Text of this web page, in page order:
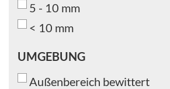
5 - 10 mm
< 10 mm
UMGEBUNG
UMGEBUNG
Außenbereich bewittert